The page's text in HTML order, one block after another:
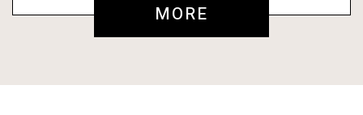
MORE